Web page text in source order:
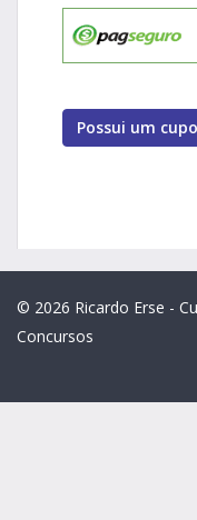
Possui um
© 2026 Ricardo Erse -
Concursos